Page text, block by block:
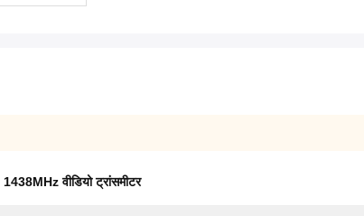
1438MHz वीडियो ट्रांसमीटर